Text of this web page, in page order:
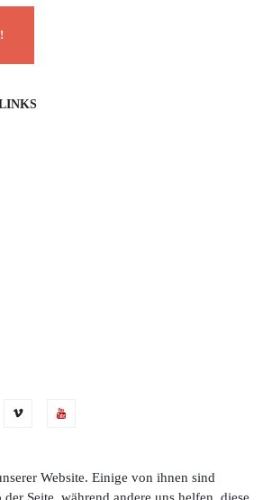
Website. Einige von ihnen sind